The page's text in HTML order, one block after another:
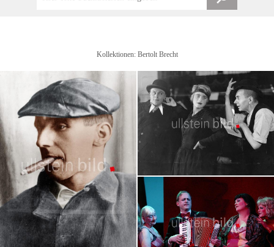
Kollektionen: Bertolt Brecht
Barbara Brecht-Schall
Tochter Bertolt Brechts
1928 in Berlin